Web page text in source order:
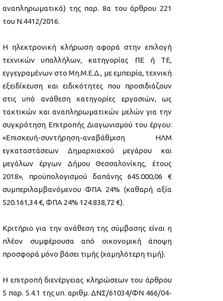
αναπληρωματικά) της παρ. 8α του άρθρου 221
του Ν.4412/2016.
Η ηλεκτρονική κλήρωση αφορά στην επιλογή
τεχνικών υπαλλήλων, κατηγορίας ΠΕ ή ΤΕ,
εγγεγραμένων στο Μη.Μ.Ε.Δ., με εμπειρία, τεχνική
εξειδίκευση και ειδικότητες που προσιδιάζουν
στις υπό ανάθεση κατηγορίες εργασιών, ως
τακτικών και αναπληρωματικών μελών για την
συγκρότηση Επιτροπής Διαγωνισμού του έργου:
«Επισκευή-συντήρηση-αναβάθμιση ΗΛΜ
εγκαταστάσεων Δημαρχιακού μεγάρου και
μεγάλων έργων Δήμου Θεσσαλονίκης, έτους
2018», προϋπολογισμού δαπάνης 645.000,06 €
συμπεριλαμβανόμενου ΦΠΑ 24% (καθαρή αξία
520.161,34 €, ΦΠΑ 24% 124.838,72 €).
Κριτήριο για την ανάθεση της σύμβασης είναι η
πλέον συμφέρουσα από οικονομική άποψη
προσφορά μόνο βάσει τιμής (χαμηλότερη τιμή).
Η επιτροπή διενέργειας κληρώσεων του άρθρου
5 παρ. 5.4.1 της υπ. αριθμ. ΔΝΣ/61034/ΦΝ 466/04-